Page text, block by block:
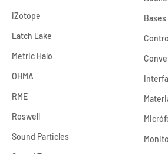
iZotope
Latch Lake
Metric Halo
OHMA
RME
Roswell
Sound Particles
Bases